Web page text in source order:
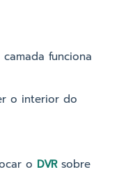
funciona
o interior do
o DVRsobre